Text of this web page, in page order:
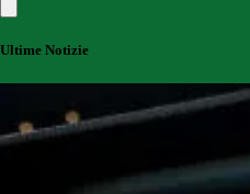
Ultime Notizie